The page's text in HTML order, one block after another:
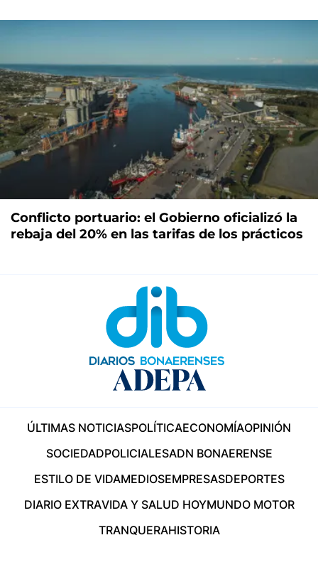
Conflicto portuario: el Gobierno oficializó la
rebaja del 20% en las tarifas de los prácticos
ÚLTIMAS NOTICIASPOLÍTICAECONOMÍAOPINIÓN
SOCIEDADPOLICIALESADN BONAERENSE
ESTILO DE VIDAMEDIOSEMPRESASDEPORTES
DIARIO EXTRAVIDA Y SALUD HOYMUNDO MOTOR
TRANQUERAHISTORIA